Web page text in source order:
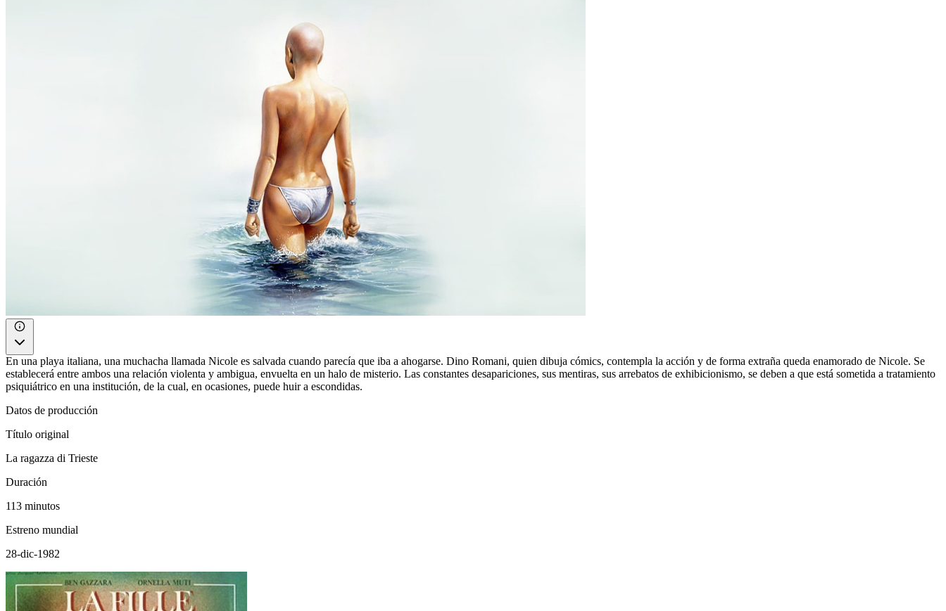
En una playa italiana, una muchacha llamada Nicole es salvada cuando parecía que iba a ahogarse. Dino Romani, quien dibuja cómics, contempla la acción y de forma extraña queda enamorado de Nicole. Se
establecerá entre ambos una relación violenta y ambigua, envuelta en un halo de misterio. Las constantes desapariciones, sus mentiras, sus arrebatos de exhibicionismo, se deben a que está sometida a tratamiento
psiquiátrico en una institución, de la cual, en ocasiones, puede huir a escondidas.
Datos de producción
Título original
La ragazza di Trieste
Duración
113 minutos
Estreno mundial
28-dic-1982